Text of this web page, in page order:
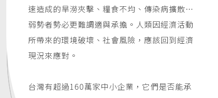
速造成的旱澇夾擊、糧食不均、傳染病擴散…
弱勢者勢必更難調適與承擔。人類因經濟活動
所帶來的環境破壞、社會風險，應該回到經濟
現況來應對。
台灣有超過160萬家中小企業，它們是否能承